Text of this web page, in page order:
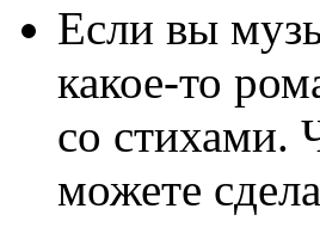
Если вы
какое-то
со стихами.
можете